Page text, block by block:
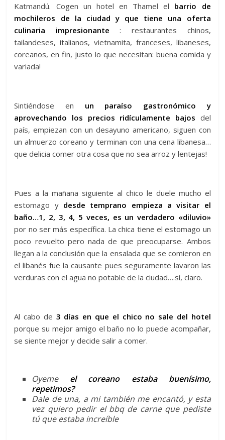
Katmandú. Cogen un hotel en Thamel el barrio de
mochileros de la ciudad y que tiene una oferta
culinaria impresionante : restaurantes chinos,
tailandeses, italianos, vietnamita, franceses, libaneses,
coreanos, en fin, justo lo que necesitan: buena comida y
variada!
Sintiéndose en un paraíso gastronómico y
aprovechando los precios ridículamente bajos del
país, empiezan con un desayuno americano, siguen con
un almuerzo coreano y terminan con una cena libanesa…
que delicia comer otra cosa que no sea arroz y lentejas!
Pues a la mañana siguiente al chico le duele mucho el
estomago y desde temprano empieza a visitar el
baño…1, 2, 3, 4, 5 veces, es un verdadero «diluvio»
por no ser más específica. La chica tiene el estomago un
poco revuelto pero nada de que preocuparse. Ambos
llegan a la conclusión que la ensalada que se comieron en
el libanés fue la causante pues seguramente lavaron las
verduras con el agua no potable de la ciudad….sí, claro.
Al cabo de 3 días en que el chico no sale del hotel
porque su mejor amigo el baño no lo puede acompañar,
se siente mejor y decide salir a comer.
Oyeme el coreano estaba buenísimo,
repetimos?
Dale de una, a mi también me encantó, y esta
vez quiero pedir el bbq de carne que pediste
tú que estaba increíble